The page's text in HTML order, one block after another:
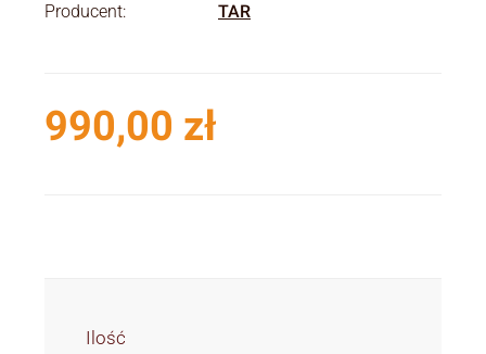
Producent:
TAR
Cena
990,00 zł
Ilość